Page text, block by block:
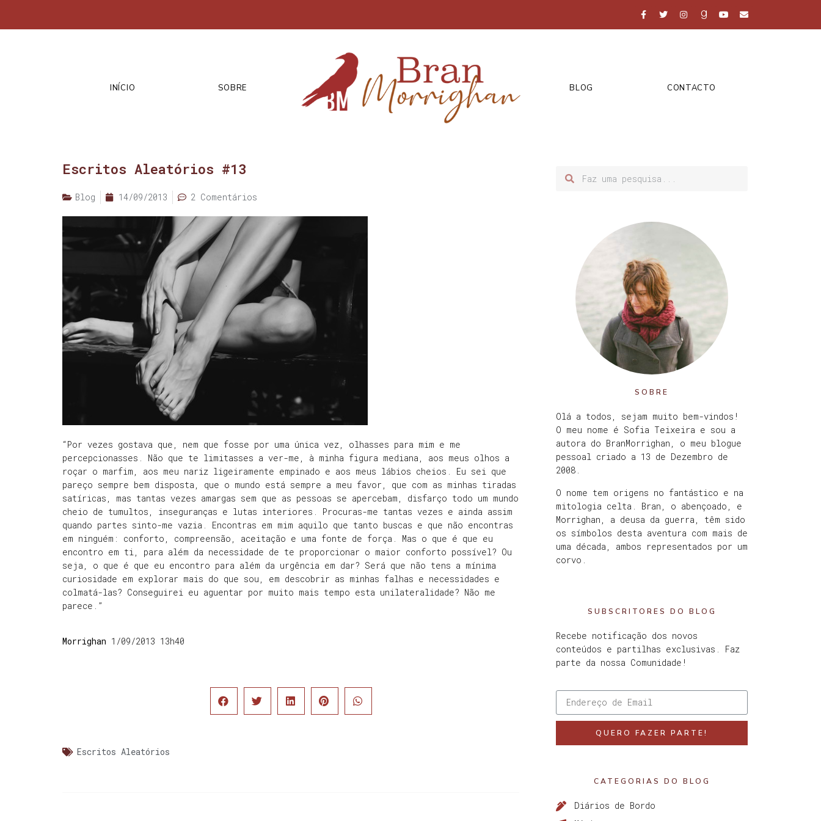
INÍCIO SOBRE BLOG CONTACTO
Escritos Aleatórios #13
Blog 14/09/2013 2 Comentários
“Por vezes gostava que, nem que fosse por uma única vez, olhasses para mim e me
percepcionasses. Não que te limitasses a ver-me, à minha figura mediana, aos meus olhos a
roçar o marfim, aos meu nariz ligeiramente empinado e aos meus lábios cheios. Eu sei que
pareço sempre bem disposta, que o mundo está sempre a meu favor, que com as minhas tiradas
satíricas, mas tantas vezes amargas sem que as pessoas se apercebam, disfarço todo um mundo
cheio de tumultos, inseguranças e lutas interiores. Procuras-me tantas vezes e ainda assim
quando partes sinto-me vazia. Encontras em mim aquilo que tanto buscas e que não encontras
em ninguém: conforto, compreensão, aceitação e uma fonte de força. Mas o que é que eu
encontro em ti, para além da necessidade de te proporcionar o maior conforto possível? Ou
seja, o que é que eu encontro para além da urgência em dar? Será que não tens a mínima
curiosidade em explorar mais do que sou, em descobrir as minhas falhas e necessidades e
colmatá-las? Conseguirei eu aguentar por muito mais tempo esta unilateralidade? Não me
parece.”
Morrighan 1/09/2013 13h40
Escritos Aleatórios
SOBRE
Olá a todos, sejam muito bem-vindos!
O meu nome é Sofia Teixeira e sou a
autora do BranMorrighan, o meu blogue
pessoal criado a 13 de Dezembro de
2008.
O nome tem origens no fantástico e na
mitologia celta. Bran, o abençoado, e
Morrighan, a deusa da guerra, têm sido
os símbolos desta aventura com mais de
uma década, ambos representados por um
corvo.
SUBSCRITORES DO BLOG
Recebe notificação dos novos
conteúdos e partilhas exclusivas. Faz
parte da nossa Comunidade!
QUERO FAZER PARTE!
CATEGORIAS DO BLOG
Diários de Bordo